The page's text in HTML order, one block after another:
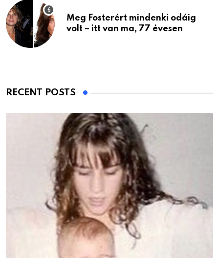
Meg Fosterért mindenki odáig
volt – itt van ma, 77 évesen
RECENT POSTS